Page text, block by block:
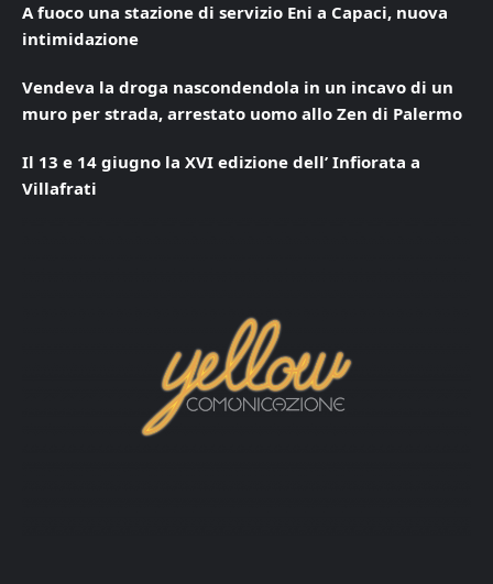
A fuoco una stazione di servizio Eni a Capaci, nuova
intimidazione
Vendeva la droga nascondendola in un incavo di un
muro per strada, arrestato uomo allo Zen di Palermo
Il 13 e 14 giugno la XVI edizione dell’ Infiorata a
Villafrati